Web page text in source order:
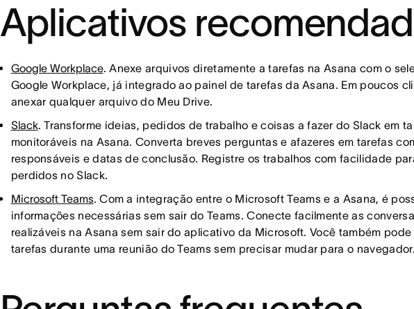
Aplicativos
Google Workplace. Anexe arquivos diretamente a tarefas na Asana com o
Google Workplace, já integrado ao painel de tarefas da Asana. Em poucos
anexar qualquer arquivo do Meu Drive.
Slack. Transforme ideias, pedidos de trabalho e coisas a fazer do Slack em
monitoráveis na Asana. Converta breves perguntas e afazeres em tarefas
responsáveis e datas de conclusão. Registre os trabalhos com facilidade
perdidos no Slack.
Microsoft Teams. Com a integração entre o Microsoft Teams e a Asana, é
informações necessárias sem sair do Teams. Conecte facilmente as
realizáveis na Asana sem sair do aplicativo da Microsoft. Você também
tarefas durante uma reunião do Teams sem precisar mudar para o navegador.